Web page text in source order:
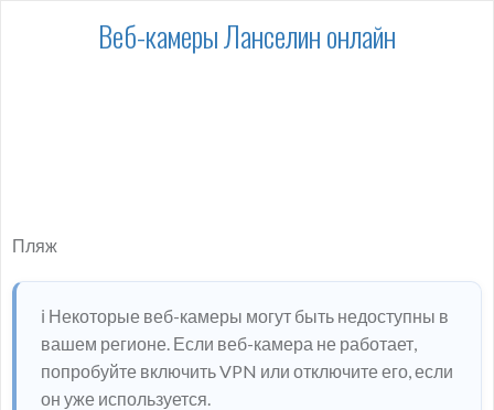
Веб-камеры Ланселин онлайн
Пляж
ℹ️ Некоторые веб-камеры могут быть недоступны в
вашем регионе. Если веб-камера не работает,
попробуйте включить VPN или отключите его, если
он уже используется.